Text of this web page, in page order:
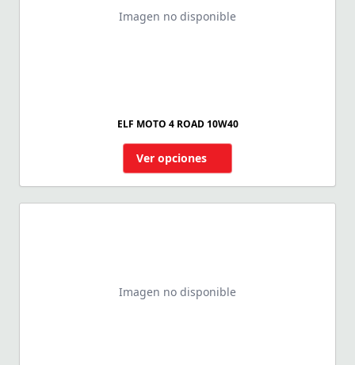
Imagen no disponible
ELF MOTO 4 ROAD 10W40
Ver opciones
Imagen no disponible